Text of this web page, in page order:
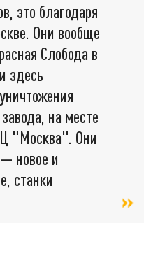
это благодаря
Они вообще
Слобода в
здесь
на месте
"Москва". Они
новое и
станки